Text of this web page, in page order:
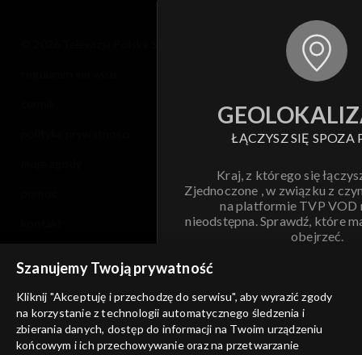
ŁĄCZYSZ SIĘ SPOZA
Kraj, z którego się
Zjednoczone , w związku z
na platformie TVP VOD
nieodstępna. Sprawdź, które
obejrzeć.
ANULUJ
informacje o dostawcy usług
Szanujemy Twoją prywatność
Kliknij "Akceptuję i przechodzę do serwisu", aby wyrazić zgody
na korzystanie z technologii automatycznego śledzenia i
zbierania danych, dostęp do informacji na Twoim urządzeniu
końcowym i ich przechowywanie oraz na przetwarzanie